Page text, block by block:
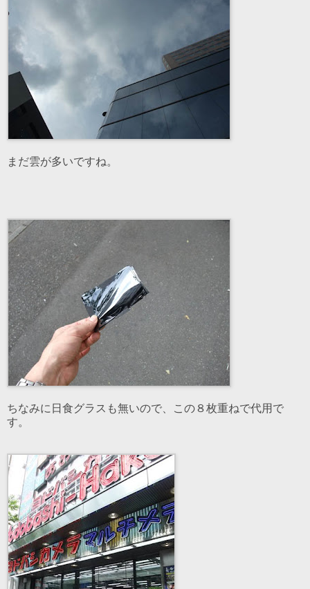
まだ雲が多いですね。
ちなみに日食グラスも無いので、この８枚重ねで代用で
す。